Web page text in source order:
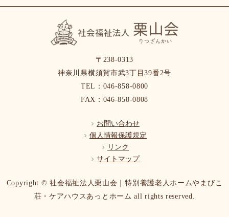
〒238-0313
神奈川県横須賀市武3丁目39番2号
TEL：046-858-0800
FAX：046-858-0808
お問い合わせ
個人情報保護規定
リンク
サイトマップ
Copyright © 社会福祉法人栗山会｜特別養護老人ホームやまびこ
荘・ケアハウスあっとホーム all rights reserved.